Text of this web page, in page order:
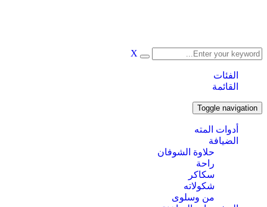
X
الفئات
القائمة
Toggle navigation
أدوات المته
الضيافة
حلاوة الشوفان
راحة
سكاكر
شكولاته
من وسلوى